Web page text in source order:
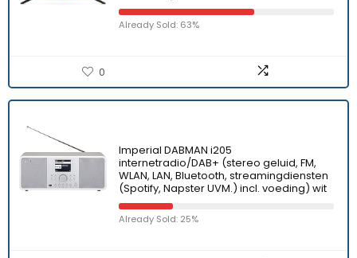
Already Sold: 63%
0
Imperial DABMAN i205
internetradio/DAB+ (stereo geluid, FM,
WLAN, LAN, Bluetooth, streamingdiensten
(Spotify, Napster UVM.) incl. voeding) wit
Already Sold: 25%